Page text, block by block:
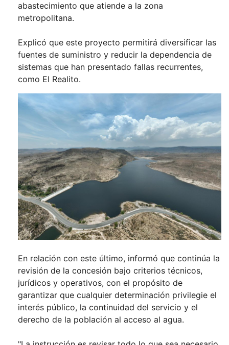
abastecimiento que atiende a la zona
metropolitana.
Explicó que este proyecto permitirá diversificar las
fuentes de suministro y reducir la dependencia de
sistemas que han presentado fallas recurrentes,
como El Realito.
En relación con este último, informó que continúa la
revisión de la concesión bajo criterios técnicos,
jurídicos y operativos, con el propósito de
garantizar que cualquier determinación privilegie el
interés público, la continuidad del servicio y el
derecho de la población al acceso al agua.